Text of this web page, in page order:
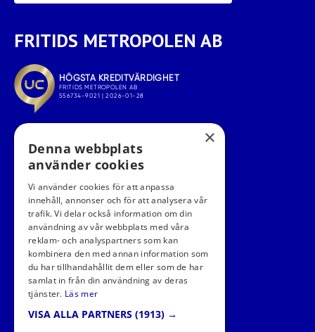
FRITIDS METROPOLEN AB
FÖLJ OSS I SOCIALA MEDIER
×
Denna webbplats
använder cookies
Vi använder cookies för att anpassa
innehåll, annonser och för att analysera vår
trafik. Vi delar också information om din
användning av vår webbplats med våra
reklam- och analyspartners som kan
kombinera den med annan information som
du har tillhandahållit dem eller som de har
samlat in från din användning av deras
tjänster. Läs mer
VISA ALLA PARTNERS (1913) →